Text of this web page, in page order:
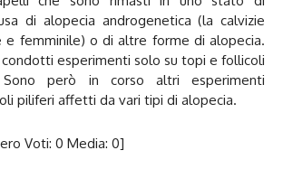
di alopecia androgenetica (la calvizie
e femminile) o di altre forme di alopecia.
condotti esperimenti solo su topi e follicoli
Sono però in corso altri esperimenti
piliferi affetti da vari tipi di alopecia.
Voti: 0 Media: 0]